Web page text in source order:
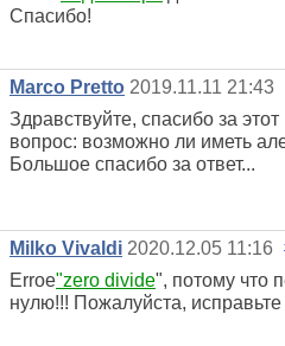
Спасибо!
Marco Pretto 2019.11.11 21:43
Здравствуйте, спасибо за
вопрос: возможно ли иметь
Большое спасибо за ответ...
Milko Vivaldi 2020.12.05 11:16
Erroe"zero divide", потому что
нулю!!! Пожалуйста, исправьте